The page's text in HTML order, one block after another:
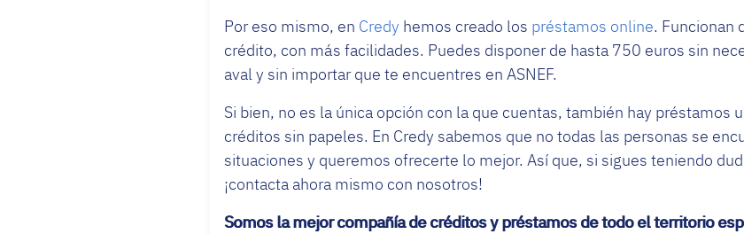
Por eso mismo, en Credy hemos creado los préstamos online. Funcionan
crédito, con más facilidades. Puedes disponer de hasta 750 euros sin
aval y sin importar que te encuentres en ASNEF.
Si bien, no es la única opción con la que cuentas, también hay préstamos
créditos sin papeles. En Credy sabemos que no todas las personas se
situaciones y queremos ofrecerte lo mejor. Así que, si sigues teniendo
¡contacta ahora mismo con nosotros!
Somos la mejor compañía de créditos y préstamos de todo el territorio